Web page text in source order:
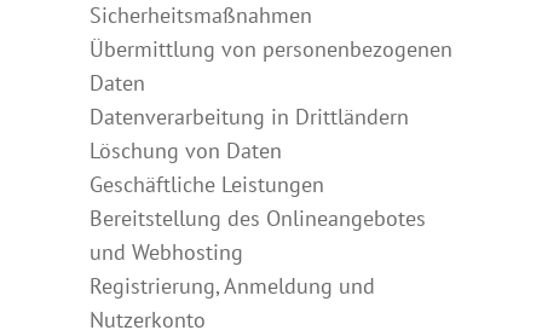
Sicherheitsmaßnahmen
Übermittlung von personenbezogenen
Daten
Datenverarbeitung in Drittländern
Löschung von Daten
Geschäftliche Leistungen
Bereitstellung des Onlineangebotes
und Webhosting
Registrierung, Anmeldung und
Nutzerkonto